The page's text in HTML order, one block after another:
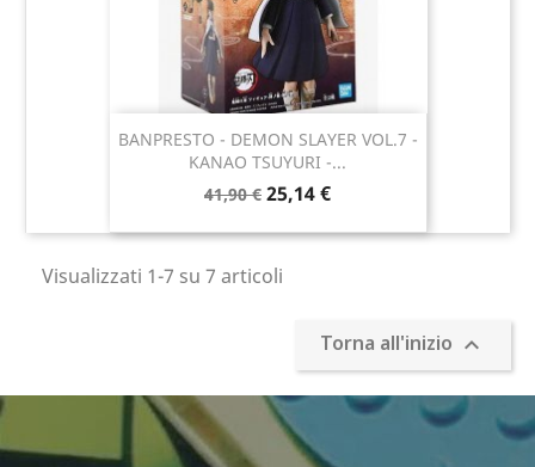
BANPRESTO - DEMON SLAYER VOL.7 -
KANAO TSUYURI -...
41,90 € 25,14 €
Visualizzati 1-7 su 7 articoli
Torna all'inizio 